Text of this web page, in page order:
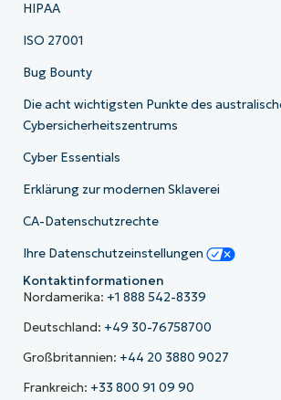
HIPAA
ISO 27001
Bug Bounty
Die acht wichtigsten Punkte des
Cybersicherheitszentrums
Cyber Essentials
Erklärung zur modernen Sklaverei
CA-Datenschutzrechte
Ihre Datenschutzeinstellungen
Kontaktinformationen
Nordamerika: +1 888 542-8339
Deutschland: +49 30-76758700
Großbritannien: +44 20 3880 9027
Frankreich: +33 800 91 09 90